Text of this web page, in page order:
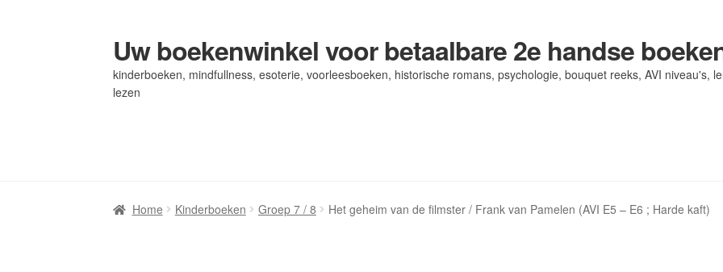
Ga
door
naar
Ga
naar
de
Uw boekenwinkel voor betaalbare 2e handse
kinderboeken, mindfullness, esoterie, voorleesboeken, historische romans, psychologie, bouquet reeks, AVI niveau's,
lezen
Home Kinderboeken Groep 7 / 8 Het geheim van de filmster / Frank van Pamelen (AVI E5 – E6 ; Harde kaft)